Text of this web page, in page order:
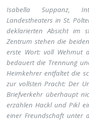
Isabella Suppanz,
Landestheaters in St.
deklarierten Absicht im
Zentrum stehen die
erste Wort: voll Wehmut
bedauert die Trennung
Heimkehrer entfaltet die
zur vollsten Pracht: Der
Briefverkehr überhaupt
erzählen Hackl und Pikl
einer Freundschaft unter